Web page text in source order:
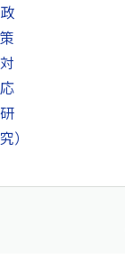
政
策
対
応
研
究）